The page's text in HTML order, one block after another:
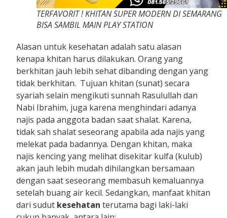
TERFAVORIT ! KHITAN SUPER MODERN DI SEMARANG
BISA SAMBIL MAIN PLAY STATION
Alasan untuk kesehatan adalah satu alasan
kenapa khitan harus dilakukan. Orang yang
berkhitan jauh lebih sehat dibanding dengan yang
tidak berkhitan. Tujuan khitan (sunat) secara
syariah selain mengikuti sunnah Rasulullah dan
Nabi Ibrahim, juga karena menghindari adanya
najis pada anggota badan saat shalat. Karena,
tidak sah shalat seseorang apabila ada najis yang
melekat pada badannya. Dengan khitan, maka
najis kencing yang melihat disekitar kulfa (kulub)
akan jauh lebih mudah dihilangkan bersamaan
dengan saat seseorang membasuh kemaluannya
setelah buang air kecil. Sedangkan, manfaat khitan
dari sudut kesehatan terutama bagi laki-laki